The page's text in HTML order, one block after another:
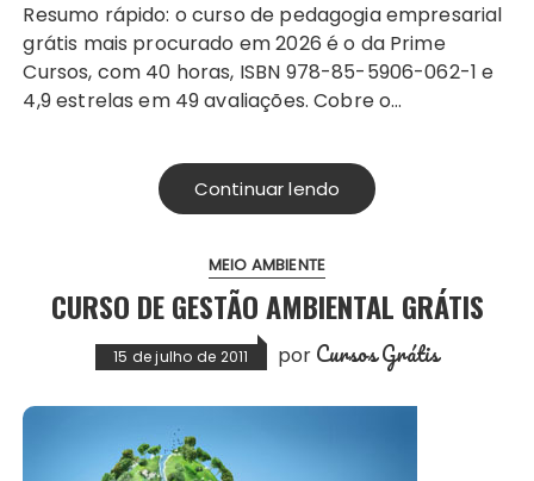
Resumo rápido: o curso de pedagogia empresarial
grátis mais procurado em 2026 é o da Prime
Cursos, com 40 horas, ISBN 978-85-5906-062-1 e
4,9 estrelas em 49 avaliações. Cobre o…
Continuar lendo
MEIO AMBIENTE
CURSO DE GESTÃO AMBIENTAL GRÁTIS
15 de julho de 2011 por Cursos Grátis